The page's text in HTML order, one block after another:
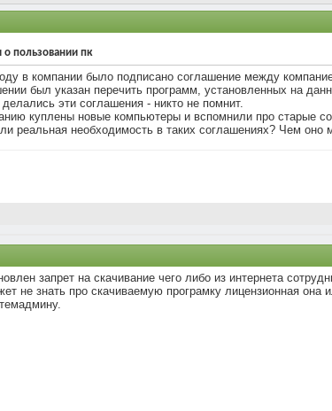
о пользовании пк
в компании было подписано соглашение между
был указан перечить программ, установленных на
эти соглашения - никто не помнит.
куплены новые компьютеры и вспомнили про старые
реальная необходимость в таких соглашениях? Чем оно
запрет на скачивание чего либо из интернета
не знать про скачиваемую програмку лицензионная